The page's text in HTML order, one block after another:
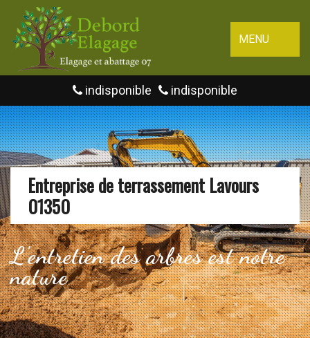
MENU
indisponible indisponible
Entreprise de terrassement Lavours
01350
L'entretien des arbres est notre
nature